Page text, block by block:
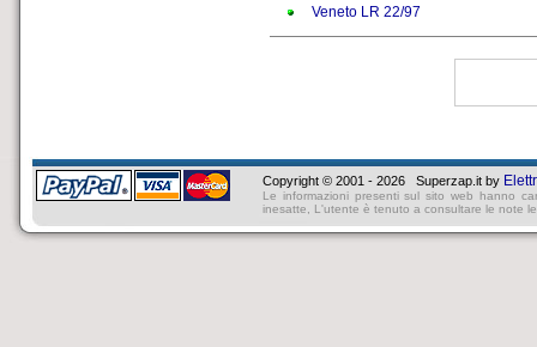
Veneto LR 22/97
Copyright © 2001 - 2026 Superzap.it by
Le informazioni presenti sul sito web hanno
inesatte, L'utente è tenuto a consultare le note